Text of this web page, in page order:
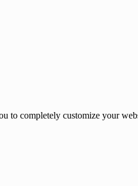
to completely customize your